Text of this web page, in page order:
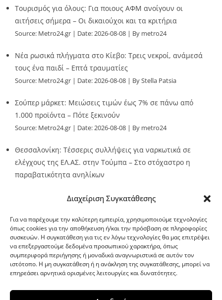
Διαχείριση Συγκατάθεσης
Για να παρέχουμε την καλύτερη εμπειρία, χρησιμοποιούμε τεχνολογίες
όπως cookies για την αποθήκευση ή/και την πρόσβαση σε πληροφορίες
συσκευών. Η συγκατάθεση για τις εν λόγω τεχνολογίες θα μας επιτρέψει
να επεξεργαστούμε δεδομένα προσωπικού χαρακτήρα, όπως
συμπεριφορά περιήγησης ή μοναδικά αναγνωριστικά σε αυτόν τον
ιστότοπο. Η μη συγκατάθεση ή η ανάκληση της συγκατάθεσης, μπορεί να
επηρεάσει αρνητικά ορισμένες λειτουργίες και δυνατότητες.
Τουρισμός για όλους: Για ποιους ΑΦΜ ανοίγουν οι
αιτήσεις σήμερα – Οι δικαιούχοι και τα κριτήρια
Source: Metro24.gr Date: 2026-08-08 By metro24
Νέα ρωσικά πλήγματα στο Κίεβο: Τρεις νεκροί, ανάμεσά
τους ένα παιδί – Επτά τραυματίες
Source: Metro24.gr Date: 2026-08-08 By Stella Patsia
Σούπερ μάρκετ: Μειώσεις τιμών έως 7% σε πάνω από
1.000 προϊόντα – Πότε ξεκινούν
Source: Metro24.gr Date: 2026-08-08 By metro24
Θεσσαλονίκη: Τέσσερις συλλήψεις για ναρκωτικά σε
ελέγχους της ΕΛ.ΑΣ. στην Τούμπα – Στο στόχαστρο η
παραβατικότητα ανηλίκων
G-point.gr